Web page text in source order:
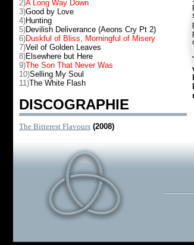
2)A Long Way Down
3)Good by Love
4)Hunting
5)Devilish Deliverance (Aeons Cry Pt 2)
6)Duskful of Bliss, Morningful of Misery
7)Veil of Golden Leaves
8)Elsewhere but Here
9)The Son That Never Was
10)Selling My Soul
11)The White Flash
DISCOGRAPHIE
The Bitterest Flavours (2008)